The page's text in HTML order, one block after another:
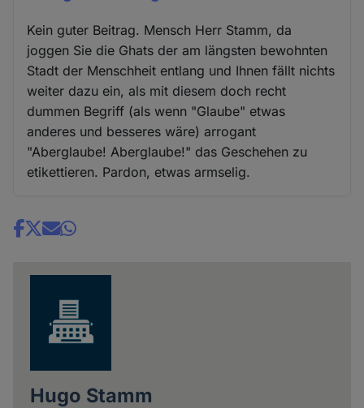
Kein guter Beitrag. Mensch Herr Stamm, da
joggen Sie die Ghats der am längsten bewohnten
Stadt der Menschheit entlang und Ihnen fällt nichts
weiter dazu ein, als mit diesem doch recht
dummen Begriff (als wenn "Glaube" etwas
anderes und besseres wäre) arrogant
"Aberglaube! Aberglaube!" das Geschehen zu
etikettieren. Pardon, etwas armselig.
Share
Hugo Stamm